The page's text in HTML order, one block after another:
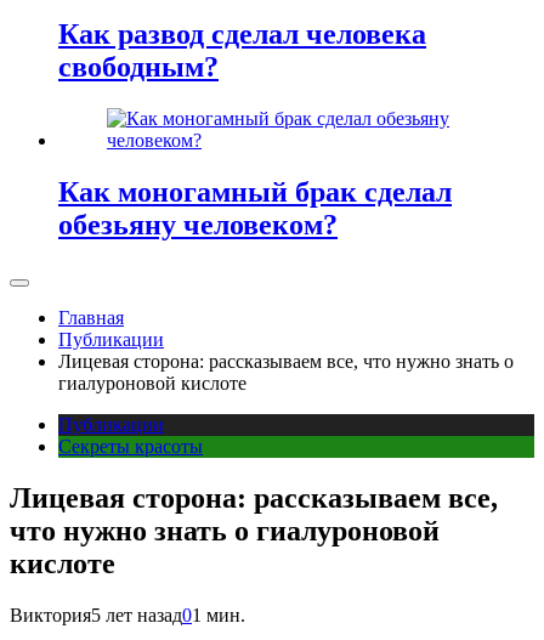
Как развод сделал человека
свободным?
Как моногамный брак сделал
обезьяну человеком?
Главная
Публикации
Лицевая сторона: рассказываем все, что нужно знать о
гиалуроновой кислоте
Публикации
Секреты красоты
Лицевая сторона: рассказываем все,
что нужно знать о гиалуроновой
кислоте
Виктория5 лет назад01 мин.